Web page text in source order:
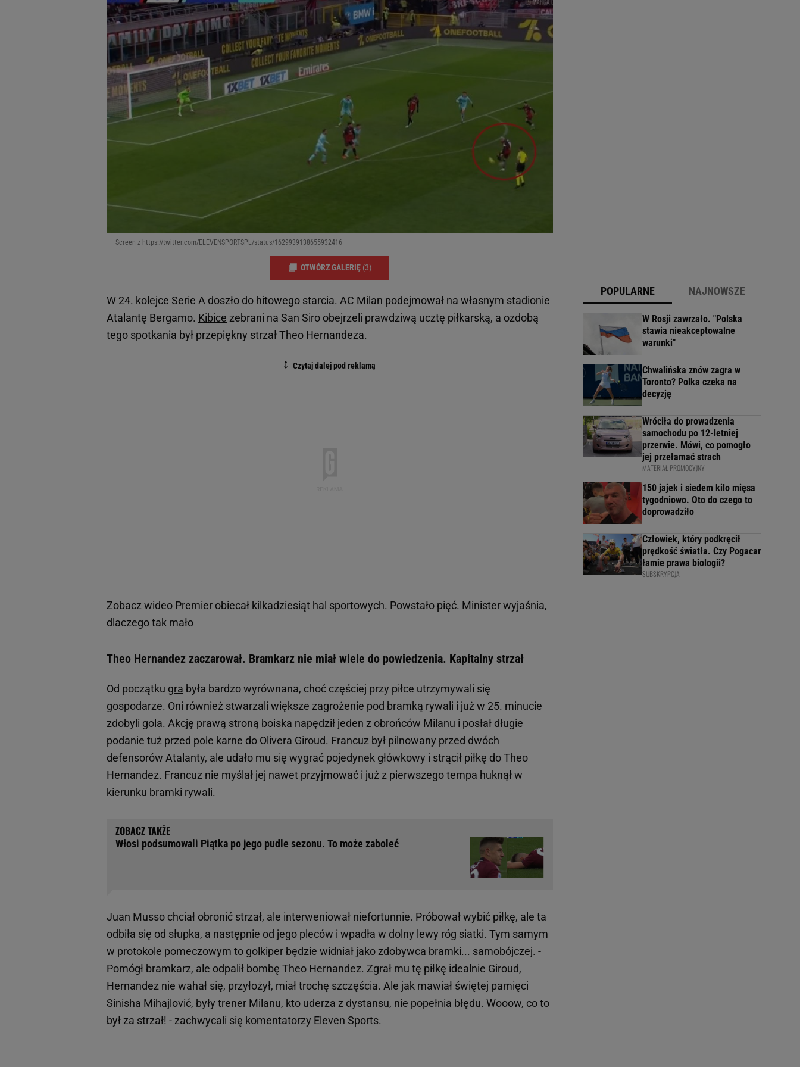
Screen z https://twitter.com/ELEVENSPORTSPL/status/1629939138655932416
OTWÓRZ GALERIĘ (3)
W 24. kolejce Serie A doszło do hitowego starcia. AC Milan podejmował na własnym stadionie
Atalantę Bergamo. Kibice zebrani na San Siro obejrzeli prawdziwą ucztę piłkarską, a ozdobą
tego spotkania był przepiękny strzał Theo Hernandeza.
Zobacz wideo Premier obiecał kilkadziesiąt hal sportowych. Powstało pięć. Minister wyjaśnia,
dlaczego tak mało
Theo Hernandez zaczarował. Bramkarz nie miał wiele do powiedzenia. Kapitalny strzał
Od początku gra była bardzo wyrównana, choć częściej przy piłce utrzymywali się
gospodarze. Oni również stwarzali większe zagrożenie pod bramką rywali i już w 25. minucie
zdobyli gola. Akcję prawą stroną boiska napędził jeden z obrońców Milanu i posłał długie
podanie tuż przed pole karne do Olivera Giroud. Francuz był pilnowany przed dwóch
defensorów Atalanty, ale udało mu się wygrać pojedynek główkowy i strącił piłkę do Theo
Hernandez. Francuz nie myślał jej nawet przyjmować i już z pierwszego tempa huknął w
kierunku bramki rywali.
Włosi podsumowali Piątka po jego pudle sezonu. To może zaboleć
Juan Musso chciał obronić strzał, ale interweniował niefortunnie. Próbował wybić piłkę, ale ta
odbiła się od słupka, a następnie od jego pleców i wpadła w dolny lewy róg siatki. Tym samym
w protokole pomeczowym to golkiper będzie widniał jako zdobywca bramki... samobójczej. -
Pomógł bramkarz, ale odpalił bombę Theo Hernandez. Zgrał mu tę piłkę idealnie Giroud,
Hernandez nie wahał się, przyłożył, miał trochę szczęścia. Ale jak mawiał świętej pamięci
Sinisha Mihajlović, były trener Milanu, kto uderza z dystansu, nie popełnia błędu. Wooow, co to
był za strzał! - zachwycali się komentatorzy Eleven Sports.
POPULARNE NAJNOWSZE
W Rosji zawrzało. "Polska
stawia nieakceptowalne
warunki"
Chwalińska znów zagra w
Toronto? Polka czeka na
decyzję
Wróciła do prowadzenia
samochodu po 12-letniej
przerwie. Mówi, co pomogło
jej przełamać strach
MATERIAŁ PROMOCYJNY
150 jajek i siedem kilo mięsa
tygodniowo. Oto do czego to
doprowadziło
Człowiek, który podkręcił
prędkość światła. Czy Pogacar
łamie prawa biologii?
SUBSKRYPCJA